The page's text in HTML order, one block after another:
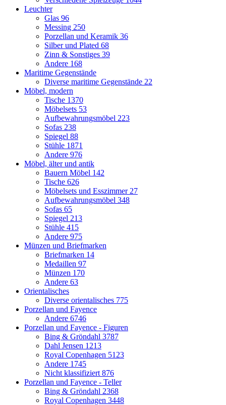
Leuchter
Glas 96
Messing 250
Porzellan und Keramik 36
Silber und Plated 68
Zinn & Sonstiges 39
Andere 168
Maritime Gegenstände
Diverse maritime Gegenstände 22
Möbel, modern
Tische 1370
Möbelsets 53
Aufbewahrungsmöbel 223
Sofas 238
Spiegel 88
Stühle 1871
Andere 976
Möbel, älter und antik
Bauern Möbel 142
Tische 626
Möbelsets und Esszimmer 27
Aufbewahrungsmöbel 348
Sofas 65
Spiegel 213
Stühle 415
Andere 975
Münzen und Briefmarken
Briefmarken 14
Medaillen 97
Münzen 170
Andere 63
Orientalisches
Diverse orientalisches 775
Porzellan und Fayence
Andere 6746
Porzellan und Fayence - Figuren
Bing & Gröndahl 3787
Dahl Jensen 1213
Royal Copenhagen 5123
Andere 1745
Nicht klassifiziert 876
Porzellan und Fayence - Teller
Bing & Gröndahl 2368
Royal Copenhagen 3448